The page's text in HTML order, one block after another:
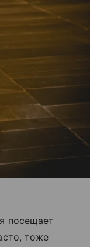
посещает
тоже